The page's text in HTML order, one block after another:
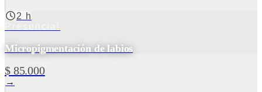
2 h
Micropigmentación de labios
$ 85.000
→